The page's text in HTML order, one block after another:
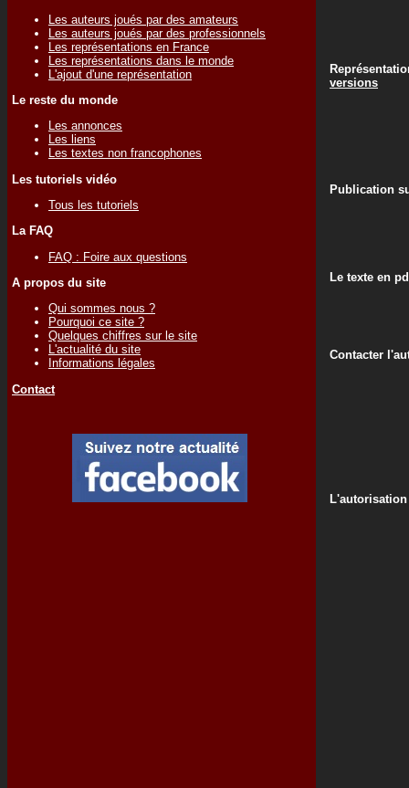
Les auteurs joués par des amateurs
Les auteurs joués par des professionnels
Les représentations en France
Les représentations dans le monde
L'ajout d'une représentation
Le reste du monde
Les annonces
Les liens
Les textes non francophones
Les tutoriels vidéo
Tous les tutoriels
La FAQ
FAQ : Foire aux questions
A propos du site
Qui sommes nous ?
Pourquoi ce site ?
Quelques chiffres sur le site
L'actualité du site
Informations légales
Contact
versions
Publication
Le texte en
Contacter
L'autorisation